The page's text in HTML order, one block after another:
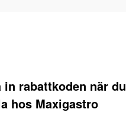
rabattkoden när du
hos Maxigastro